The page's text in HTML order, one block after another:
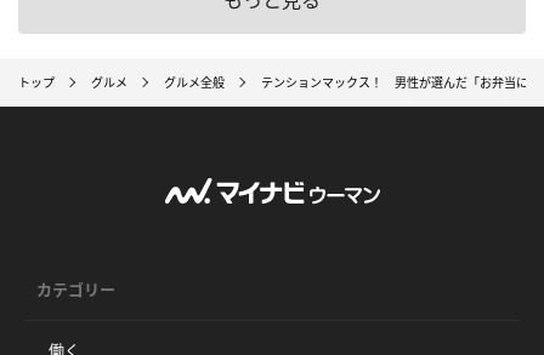
トップ グルメ グルメ全般 テンションマックス！ 男性が選んだ「お弁当に
カテゴリー
働く